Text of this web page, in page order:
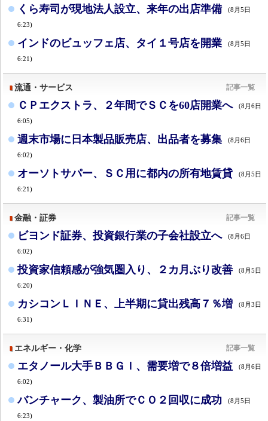
くら寿司が現地法人設立、来年の出店準備 (8月5日
6:23)
インドのビュッフェ店、タイ１号店を開業 (8月5日
6:21)
流通・サービス 記事一覧
ＣＰエクストラ、２年間でＳＣを60店開業へ (8月6日
6:05)
週末市場に日本製品販売店、出品者を募集 (8月6日
6:02)
オーソトサパー、ＳＣ用に都内の所有地賃貸 (8月5日
6:21)
金融・証券 記事一覧
ビヨンド証券、投資銀行業の子会社設立へ (8月6日
6:02)
投資家信頼感が強気圏入り、２カ月ぶり改善 (8月5日
6:20)
カシコンＬＩＮＥ、上半期に貸出残高７％増 (8月3日
6:31)
エネルギー・化学 記事一覧
エタノール大手ＢＢＧＩ、需要増で８倍増益 (8月6日
6:02)
バンチャーク、製油所でＣＯ２回収に成功 (8月5日
6:23)